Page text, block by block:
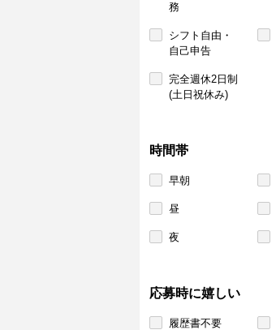
務
シフト自由・
自己申告
完全週休2日制
(土日祝休み)
時間帯
早朝
昼
夜
応募時に嬉しい
履歴書不要